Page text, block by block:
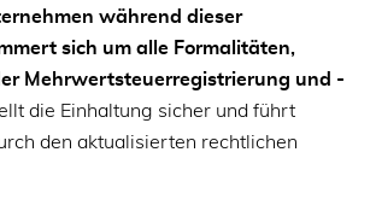
während dieser
sich um alle Formalitäten,
Mehrwertsteuerregistrierung und -
die Einhaltung sicher und führt
den aktualisierten rechtlichen